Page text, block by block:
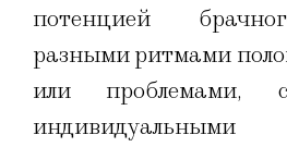
потенцией
разными ритмами
или проблемами,
индивидуальными